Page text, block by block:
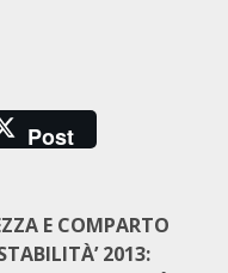
Post
E COMPARTO
2013: